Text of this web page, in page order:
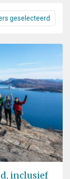
geselecteerd
inclusief